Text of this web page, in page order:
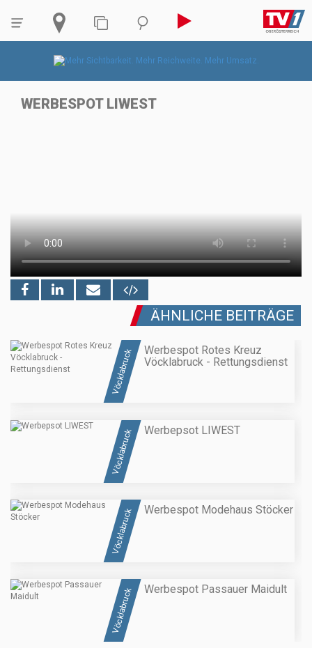
WERBESPOT LIWEST
ÄHNLICHE BEITRÄGE
Vöcklabruck
Werbespot Rotes Kreuz
Vöcklabruck - Rettungsdienst
Vöcklabruck Werbepsot LIWEST
Vöcklabruck Werbespot Modehaus Stöcker
Vöcklabruck Werbespot Passauer Maidult